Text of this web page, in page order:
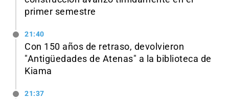
primer semestre
21:40
Con 150 años de retraso, devolvieron
"Antigüedades de Atenas" a la biblioteca de
Kiama
21:37